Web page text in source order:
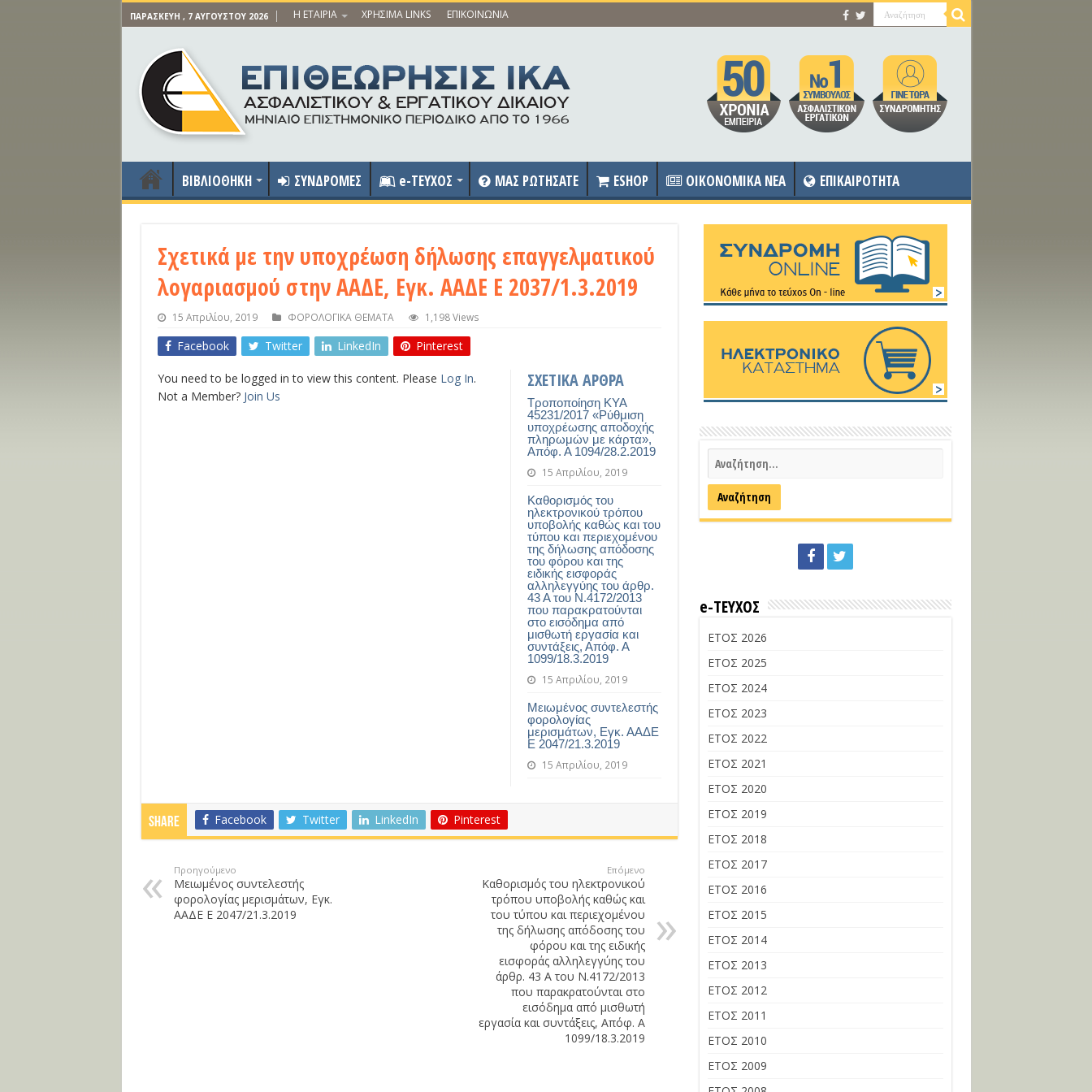
ΠΑΡΑΣΚΕΥΉ , 7 ΑΥΓΟΎΣΤΟΥ 2026 Η ΕΤΑΙΡΙΑ ΧΡΗΣΙΜΑ LINKS ΕΠΙΚΟΙΝΩΝΙΑ
ΒΙΒΛΙΟΘΗΚΗ ΣΥΝΔΡΟΜΕΣ e-ΤΕΥΧΟΣ ΜΑΣ ΡΩΤΗΣΑΤΕ ESHOP OIKONOMIKA NEA ΕΠΙΚΑΙΡΟΤΗΤΑ
Σχετικά με την υποχρέωση δήλωσης επαγγελματικού
λογαριασμού στην ΑΑΔΕ, Εγκ. ΑΑΔΕ Ε 2037/1.3.2019
15 Απριλίου, 2019 ΦΟΡΟΛΟΓΙΚΑ ΘΕΜΑΤΑ 1,198 Views
Facebook Twitter LinkedIn Pinterest
ΣΧΕΤΙΚΑ ΑΡΘΡΑ
Τροποποίηση ΚΥΑ
45231/2017 «Ρύθμιση
υποχρέωσης αποδοχής
πληρωμών με κάρτα»,
Απόφ. Α 1094/28.2.2019
15 Απριλίου, 2019
Καθορισμός του
ηλεκτρονικού τρόπου
υποβολής καθώς και του
τύπου και περιεχομένου
της δήλωσης απόδοσης
του φόρου και της
ειδικής εισφοράς
αλληλεγγύης του άρθρ.
43 Α του Ν.4172/2013
που παρακρατούνται
στο εισόδημα από
μισθωτή εργασία και
συντάξεις, Απόφ. Α
1099/18.3.2019
15 Απριλίου, 2019
Μειωμένος συντελεστής
φορολογίας
μερισμάτων, Εγκ. ΑΑΔΕ
Ε 2047/21.3.2019
15 Απριλίου, 2019
You need to be logged in to view this content. Please Log In.
Not a Member? Join Us
Share Facebook Twitter LinkedIn Pinterest
Προηγούμενο
Μειωμένος συντελεστής
φορολογίας μερισμάτων, Εγκ.
ΑΑΔΕ Ε 2047/21.3.2019
Επόμενο
Καθορισμός του ηλεκτρονικού
τρόπου υποβολής καθώς και
του τύπου και περιεχομένου
της δήλωσης απόδοσης του
φόρου και της ειδικής
εισφοράς αλληλεγγύης του
άρθρ. 43 Α του Ν.4172/2013
που παρακρατούνται στο
εισόδημα από μισθωτή
εργασία και συντάξεις, Απόφ. Α
1099/18.3.2019
e-ΤΕΥΧΟΣ
ΕΤΟΣ 2026
ΕΤΟΣ 2025
ΕΤΟΣ 2024
ΕΤΟΣ 2023
ΕΤΟΣ 2022
ΕΤΟΣ 2021
ΕΤΟΣ 2020
ΕΤΟΣ 2019
ΕΤΟΣ 2018
ΕΤΟΣ 2017
ΕΤΟΣ 2016
ΕΤΟΣ 2015
ΕΤΟΣ 2014
ΕΤΟΣ 2013
ΕΤΟΣ 2012
ΕΤΟΣ 2011
ΕΤΟΣ 2010
ΕΤΟΣ 2009